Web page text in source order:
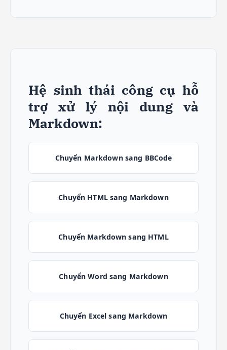
Hệ sinh thái công cụ hỗ
trợ xử lý nội dung và
Markdown:
Chuyển Markdown sang BBCode
Chuyển HTML sang Markdown
Chuyển Markdown sang HTML
Chuyển Word sang Markdown
Chuyển Excel sang Markdown